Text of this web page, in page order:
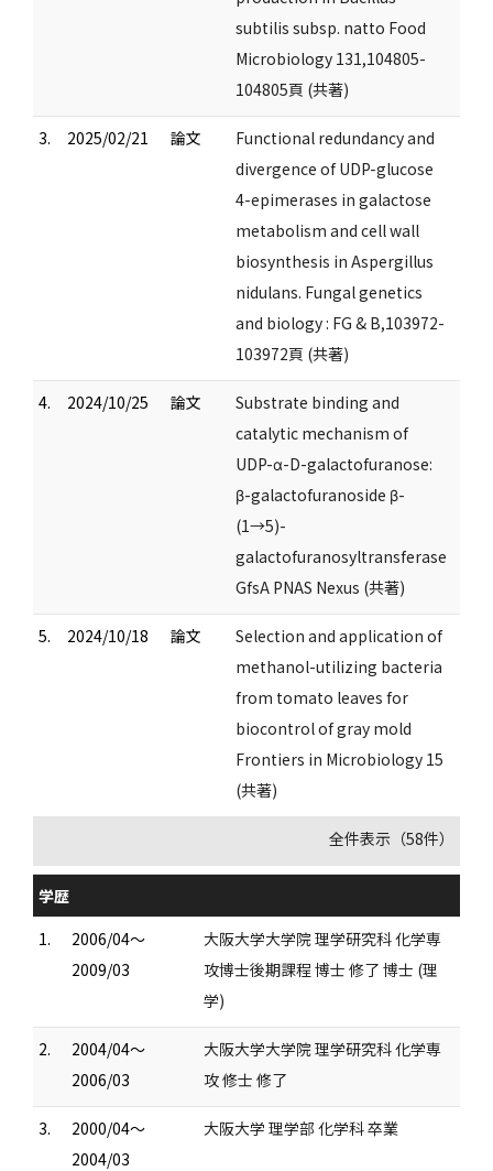
subtilis subsp. natto Food
Microbiology 131,104805-
104805頁 (共著)
3. 2025/02/21 論文
Functional redundancy and
divergence of UDP-glucose
4-epimerases in galactose
metabolism and cell wall
biosynthesis in Aspergillus
nidulans. Fungal genetics
and biology : FG & B,103972-
103972頁 (共著)
4. 2024/10/25 論文
Substrate binding and
catalytic mechanism of
UDP-α-D-galactofuranose:
β-galactofuranoside β-
(1→5)-
galactofuranosyltransferase
GfsA PNAS Nexus (共著)
5. 2024/10/18 論文
Selection and application of
methanol-utilizing bacteria
from tomato leaves for
biocontrol of gray mold
Frontiers in Microbiology 15
(共著)
全件表示（58件）
学歴
1.
2006/04～
2009/03
大阪大学大学院 理学研究科 化学専
攻博士後期課程 博士 修了 博士 (理
学)
2.
2004/04～
2006/03
大阪大学大学院 理学研究科 化学専
攻 修士 修了
3.
2000/04～
2004/03
大阪大学 理学部 化学科 卒業